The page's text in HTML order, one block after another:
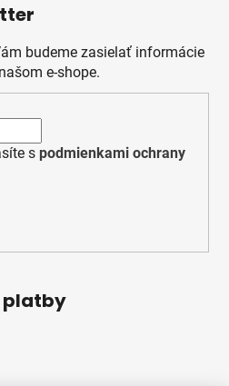
budeme zasielať informácie
e-shope.
s podmienkami ochrany
platby